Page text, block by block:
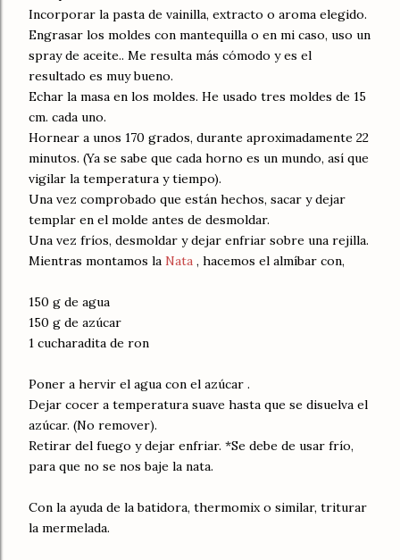
Incorporar la pasta de vainilla, extracto o aroma elegido.
Engrasar los moldes con mantequilla o en mi caso, uso un
spray de aceite.. Me resulta más cómodo y es el
resultado es muy bueno.
Echar la masa en los moldes. He usado tres moldes de 15
cm. cada uno.
Hornear a unos 170 grados, durante aproximadamente 22
minutos. (Ya se sabe que cada horno es un mundo, así que
vigilar la temperatura y tiempo).
Una vez comprobado que están hechos, sacar y dejar
templar en el molde antes de desmoldar.
Una vez fríos, desmoldar y dejar enfriar sobre una rejilla.
Mientras montamos la Nata , hacemos el almíbar con,
150 g de agua
150 g de azúcar
1 cucharadita de ron
Poner a hervir el agua con el azúcar .
Dejar cocer a temperatura suave hasta que se disuelva el
azúcar. (No remover).
Retirar del fuego y dejar enfriar. *Se debe de usar frío,
para que no se nos baje la nata.
Con la ayuda de la batidora, thermomix o similar, triturar
la mermelada.